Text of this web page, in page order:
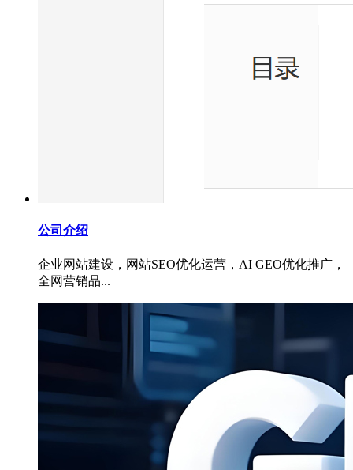
公司介绍
企业网站建设，网站SEO优化运营，AI GEO优化推广，
全网营销品...